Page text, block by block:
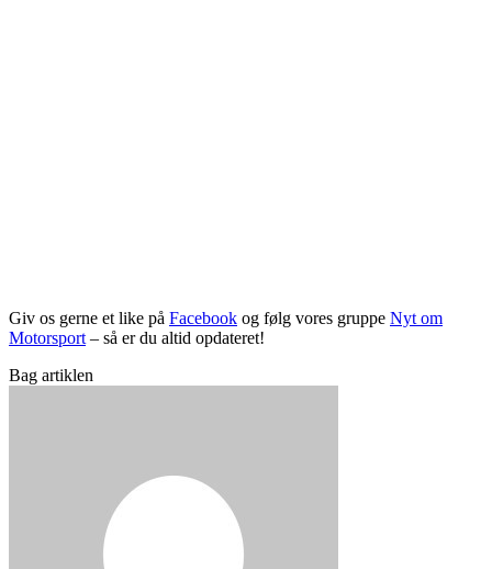
Giv os gerne et like på Facebook og følg vores gruppe Nyt om
Motorsport– så er du altid opdateret!
Bag artiklen